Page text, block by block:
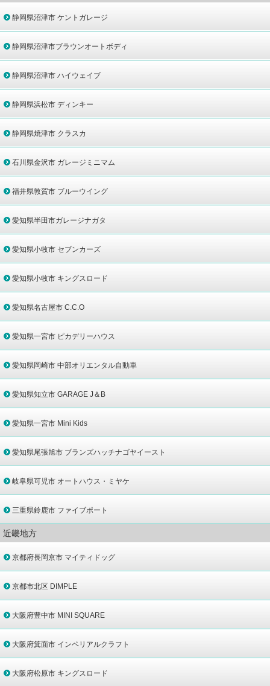
静岡県沼津市 ケントガレージ
静岡県沼津市ブラウンオートボディ
静岡県沼津市 ハイウェイブ
静岡県浜松市 ディンキー
静岡県焼津市 クラスカ
石川県金沢市 ガレージミニマム
福井県敦賀市 ブルーウイング
愛知県半田市ガレージナガタ
愛知県小牧市 セブンカーズ
愛知県小牧市 キングスロード
愛知県名古屋市 C.C.O
愛知県一宮市 ピカデリーハウス
愛知県岡崎市 中部オリエンタル自動車
愛知県知立市 GARAGE J＆B
愛知県一宮市 Mini Kids
愛知県尾張旭市 ブランズハッチナゴヤイースト
岐阜県可児市 オートハウス・ミヤケ
三重県鈴鹿市 ファイブポート
近畿地方
京都府長岡京市 マイティドッグ
京都市北区 DIMPLE
大阪府豊中市 MINI SQUARE
大阪府箕面市 インペリアルクラフト
大阪府松原市 キングスロード